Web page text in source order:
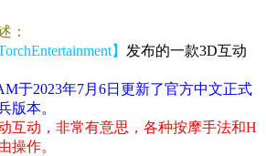
：
】 发布的一款3D互动
于2023年7月6日更新了官方中文正式
版本。
互动，非常有意思，各种按摩手法和H
操作。